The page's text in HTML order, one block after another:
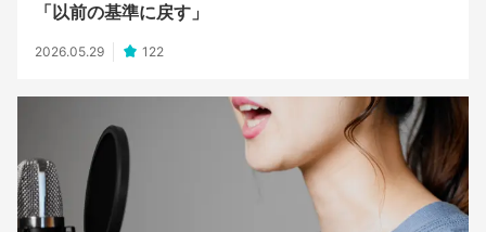
「以前の基準に戻す」
2026.05.29 122